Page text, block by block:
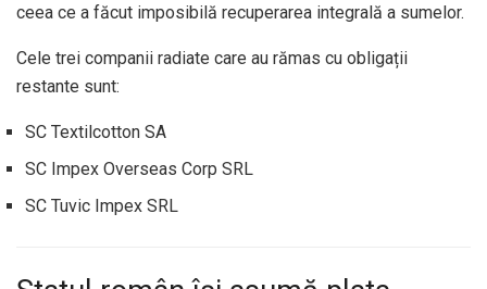
ceea ce a făcut imposibilă recuperarea integrală a sumelor.
Cele trei companii radiate care au rămas cu obligații
restante sunt:
SC Textilcotton SA
SC Impex Overseas Corp SRL
SC Tuvic Impex SRL